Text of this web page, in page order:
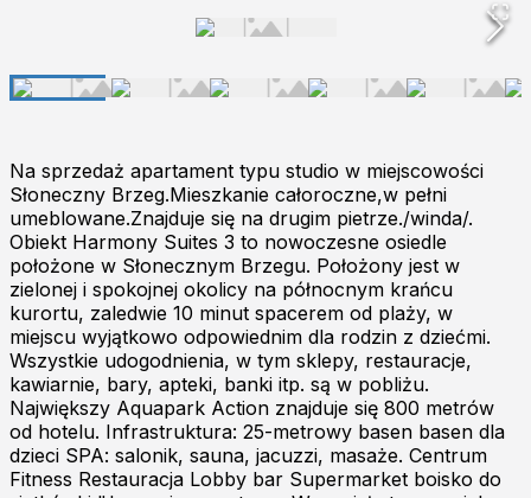
Na sprzedaż apartament typu studio w miejscowości
Słoneczny Brzeg.Mieszkanie całoroczne,w pełni
umeblowane.Znajduje się na drugim pietrze./winda/.
Obiekt Harmony Suites 3 to nowoczesne osiedle
położone w Słonecznym Brzegu. Położony jest w
zielonej i spokojnej okolicy na północnym krańcu
kurortu, zaledwie 10 minut spacerem od plaży, w
miejscu wyjątkowo odpowiednim dla rodzin z dziećmi.
Wszystkie udogodnienia, w tym sklepy, restauracje,
kawiarnie, bary, apteki, banki itp. są w pobliżu.
Największy Aquapark Action znajduje się 800 metrów
od hotelu. Infrastruktura: 25-metrowy basen basen dla
dzieci SPA: salonik, sauna, jacuzzi, masaże. Centrum
Fitness Restauracja Lobby bar Supermarket boisko do